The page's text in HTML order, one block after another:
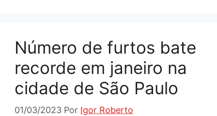
Número de furtos bate
recorde em janeiro na
cidade de São Paulo
01/03/2023 Por Igor Roberto